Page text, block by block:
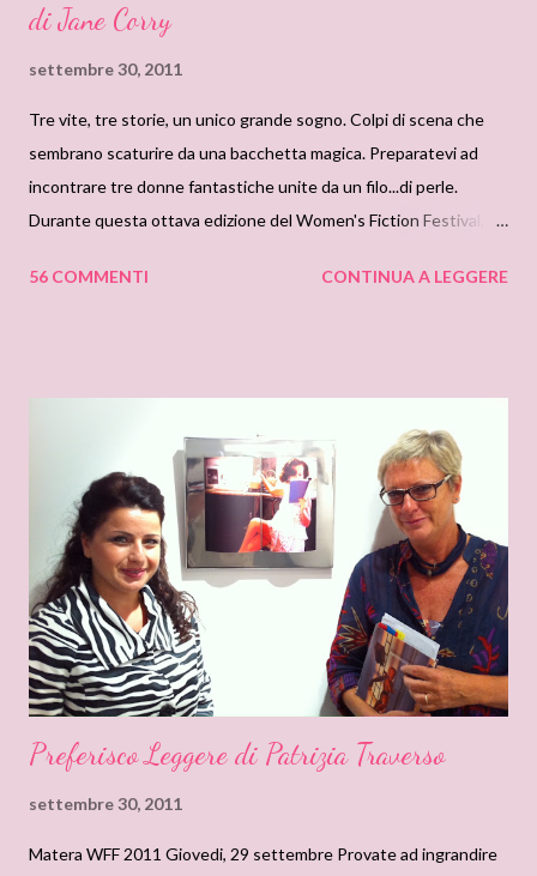
di Jane Corry
settembre 30, 2011
Tre vite, tre storie, un unico grande sogno. Colpi di scena che
sembrano scaturire da una bacchetta magica. Preparatevi ad
incontrare tre donne fantastiche unite da un filo...di perle.
Durante questa ottava edizione del Women's Fiction Festival,
come Sophie King, e che presenta il suo nuovissimo romanzo Il
forse da meno? Ringraziamo Jane Corry e partecipiamo
entusiaste a questo give-away. Come partecipare? Basta
lasciare il vostro nome o nick e condividere la notizia sui vostri
canali. La scrittrice seguira' questo give-away, non sarebbe
carino lasciare anche i nostri saluti? Il romanzo verra' sorteggiato
sabato 8 ottobre! L...
56 COMMENTI CONTINUA A LEGGERE
Preferisco Leggere di Patrizia Traverso
settembre 30, 2011
Matera WFF 2011 Giovedi, 29 settembre Provate ad ingrandire